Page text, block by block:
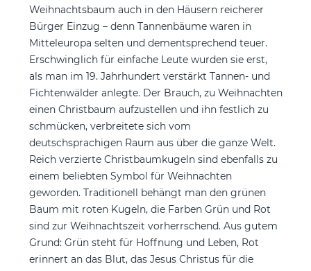
Weihnachtsbaum auch in den Häusern reicherer
Bürger Einzug – denn Tannenbäume waren in
Mitteleuropa selten und dementsprechend teuer.
Erschwinglich für einfache Leute wurden sie erst,
als man im 19. Jahrhundert verstärkt Tannen- und
Fichtenwälder anlegte. Der Brauch, zu Weihnachten
einen Christbaum aufzustellen und ihn festlich zu
schmücken, verbreitete sich vom
deutschsprachigen Raum aus über die ganze Welt.
Reich verzierte Christbaumkugeln sind ebenfalls zu
einem beliebten Symbol für Weihnachten
geworden. Traditionell behängt man den grünen
Baum mit roten Kugeln, die Farben Grün und Rot
sind zur Weihnachtszeit vorherrschend. Aus gutem
Grund: Grün steht für Hoffnung und Leben, Rot
erinnert an das Blut, das Jesus Christus für die